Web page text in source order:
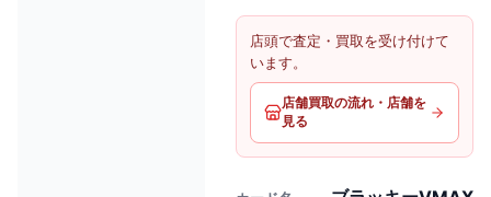
店頭で査定・買取を受け付けて
います。
店舗買取の流れ・店舗を
見る